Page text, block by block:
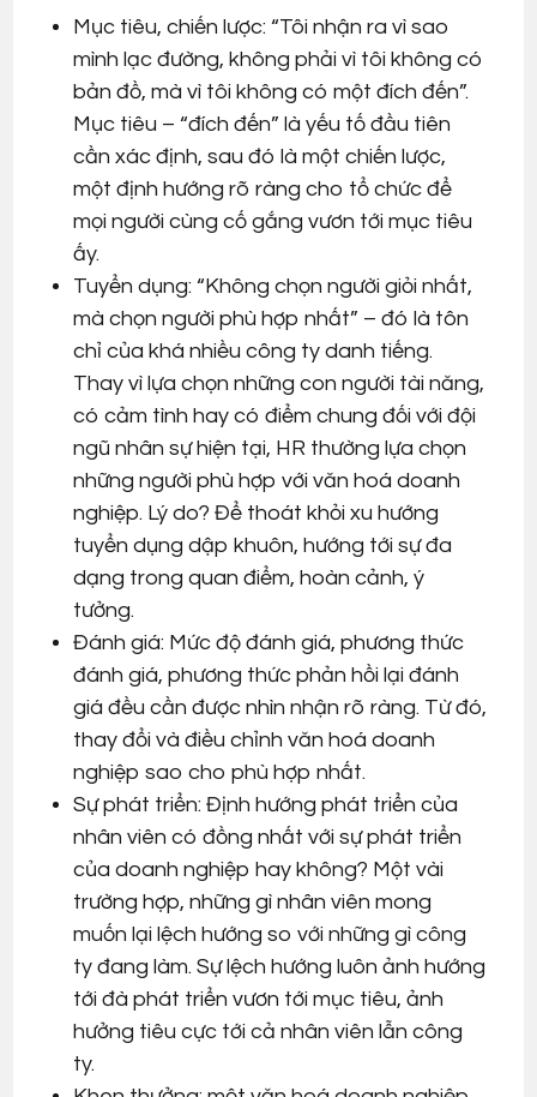
Mục tiêu, chiến lược: “Tôi nhận ra vì sao
mình lạc đường, không phải vì tôi không có
bản đồ, mà vì tôi không có một đích đến”.
Mục tiêu – “đích đến” là yếu tố đầu tiên
cần xác định, sau đó là một chiến lược,
một định hướng rõ ràng cho tổ chức để
mọi người cùng cố gắng vươn tới mục tiêu
ấy.
Tuyển dụng: “Không chọn người giỏi nhất,
mà chọn người phù hợp nhất” – đó là tôn
chỉ của khá nhiều công ty danh tiếng.
Thay vì lựa chọn những con người tài năng,
có cảm tình hay có điểm chung đối với đội
ngũ nhân sự hiện tại, HR thường lựa chọn
những người phù hợp với văn hoá doanh
nghiệp. Lý do? Để thoát khỏi xu hướng
tuyển dụng dập khuôn, hướng tới sự đa
dạng trong quan điểm, hoàn cảnh, ý
tưởng.
Đánh giá: Mức độ đánh giá, phương thức
đánh giá, phương thức phản hồi lại đánh
giá đều cần được nhìn nhận rõ ràng. Từ đó,
thay đổi và điều chỉnh văn hoá doanh
nghiệp sao cho phù hợp nhất.
Sự phát triển: Định hướng phát triển của
nhân viên có đồng nhất với sự phát triển
của doanh nghiệp hay không? Một vài
trường hợp, những gì nhân viên mong
muốn lại lệch hướng so với những gì công
ty đang làm. Sự lệch hướng luôn ảnh hướng
tới đà phát triển vươn tới mục tiêu, ảnh
hưởng tiêu cực tới cả nhân viên lẫn công
ty.